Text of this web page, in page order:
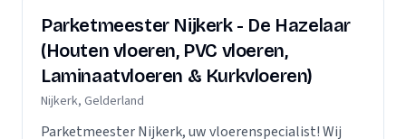
Parketmeester Nijkerk - De Hazelaar
(Houten vloeren, PVC vloeren,
Laminaatvloeren & Kurkvloeren)
Nijkerk, Gelderland
Parketmeester Nijkerk, uw vloerenspecialist! Wij